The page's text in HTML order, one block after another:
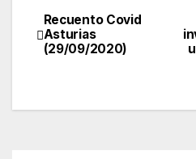
Navegación
de
Recuento Covid
Asturias
(29/09/2020)